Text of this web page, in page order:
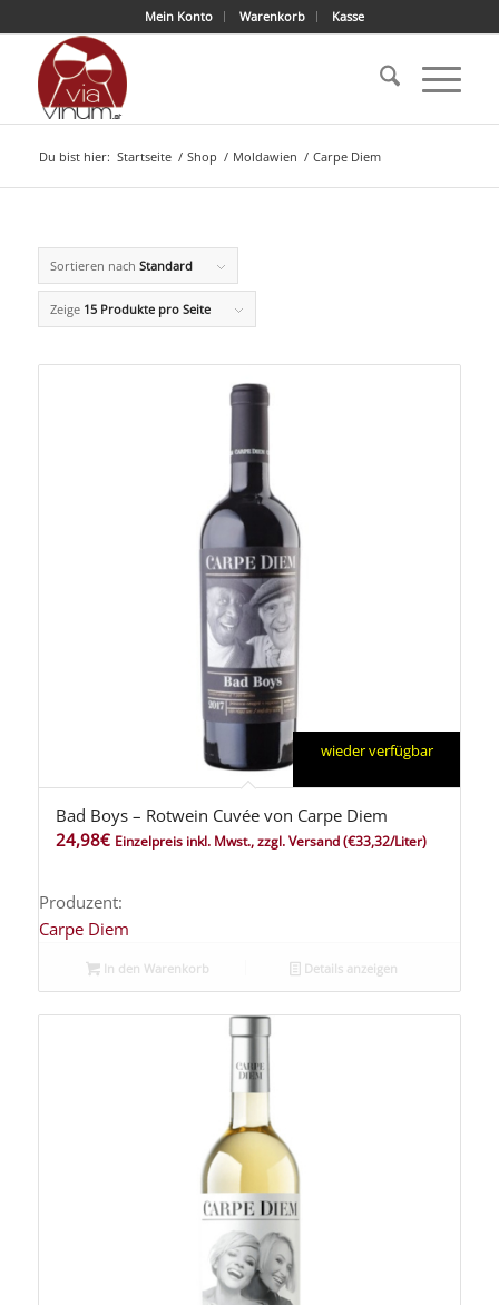
Mein Konto Warenkorb Kasse
Du bist hier: Startseite / Shop / Moldawien / Carpe Diem
Sortieren nach Standard
Zeige 15 Produkte pro Seite
wieder verfügbar
Bad Boys – Rotwein Cuvée von Carpe Diem
24,98€ Einzelpreis inkl. Mwst., zzgl. Versand(€33,32/Liter)
Produzent:
Carpe Diem
In den Warenkorb Details anzeigen